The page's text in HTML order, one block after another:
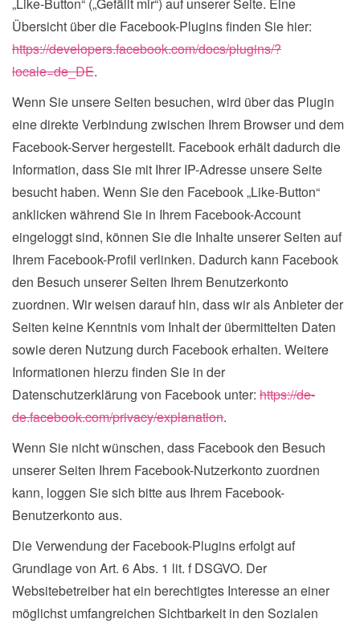
Übersicht über die Facebook-Plugins finden Sie hier:
https://developers.facebook.com/docs/plugins/?
locale=de_DE.
Wenn Sie unsere Seiten besuchen, wird über das Plugin
eine direkte Verbindung zwischen Ihrem Browser und dem
Facebook-Server hergestellt. Facebook erhält dadurch die
Information, dass Sie mit Ihrer IP-Adresse unsere Seite
besucht haben. Wenn Sie den Facebook „Like-Button“
anklicken während Sie in Ihrem Facebook-Account
eingeloggt sind, können Sie die Inhalte unserer Seiten auf
Ihrem Facebook-Profil verlinken. Dadurch kann Facebook
den Besuch unserer Seiten Ihrem Benutzerkonto
zuordnen. Wir weisen darauf hin, dass wir als Anbieter der
Seiten keine Kenntnis vom Inhalt der übermittelten Daten
sowie deren Nutzung durch Facebook erhalten. Weitere
Informationen hierzu finden Sie in der
Datenschutzerklärung von Facebook unter: https://de-
de.facebook.com/privacy/explanation.
Wenn Sie nicht wünschen, dass Facebook den Besuch
unserer Seiten Ihrem Facebook-Nutzerkonto zuordnen
kann, loggen Sie sich bitte aus Ihrem Facebook-
Benutzerkonto aus.
Die Verwendung der Facebook-Plugins erfolgt auf
Grundlage von Art. 6 Abs. 1 lit. f DSGVO. Der
Websitebetreiber hat ein berechtigtes Interesse an einer
möglichst umfangreichen Sichtbarkeit in den Sozialen